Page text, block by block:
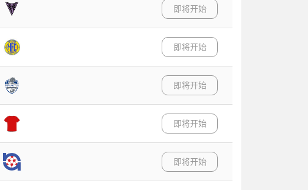
即将开始
即将开始
即将开始
即将开始
即将开始